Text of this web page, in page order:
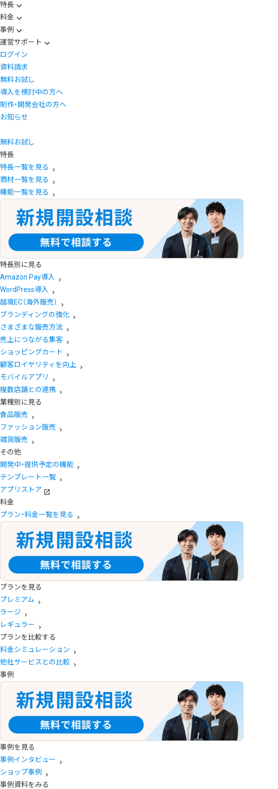
特長
料金
事例
運営サポート
ログイン
資料請求
無料お試し
導入を検討中の方へ
制作・開発会社の方へ
お知らせ
無料お試し
特長
特長一覧を見る
商材一覧を見る
機能一覧を見る
特長別に見る
Amazon Pay導入
WordPress導入
越境EC（海外販売）
ブランディングの強化
さまざまな販売方法
売上につながる集客
ショッピングカート
顧客ロイヤリティを向上
モバイルアプリ
複数店舗との連携
業種別に見る
食品販売
ファッション販売
雑貨販売
その他
開発中・提供予定の機能
テンプレート一覧
アプリストア
料金
プラン・料金一覧を見る
プランを見る
プレミアム
ラージ
レギュラー
プランを比較する
料金シミュレーション
他社サービスとの比較
事例
事例を見る
事例インタビュー
ショップ事例
事例資料をみる